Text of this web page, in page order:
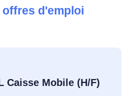
offres d'emploi
Caisse Mobile (H/F)